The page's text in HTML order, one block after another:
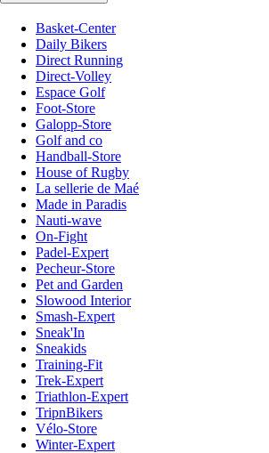
Basket-Center
Daily Bikers
Direct Running
Direct-Volley
Espace Golf
Foot-Store
Galopp-Store
Golf and co
Handball-Store
House of Rugby
La sellerie de Maé
Made in Paradis
Nauti-wave
On-Fight
Padel-Expert
Pecheur-Store
Pet and Garden
Slowood Interior
Smash-Expert
Sneak'In
Sneakids
Training-Fit
Trek-Expert
Triathlon-Expert
TripnBikers
Vélo-Store
Winter-Expert